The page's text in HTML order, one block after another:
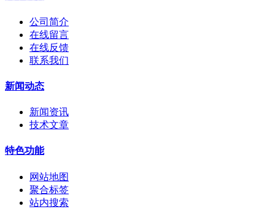
公司简介
在线留言
在线反馈
联系我们
新闻动态
新闻资讯
技术文章
特色功能
网站地图
聚合标签
站内搜索